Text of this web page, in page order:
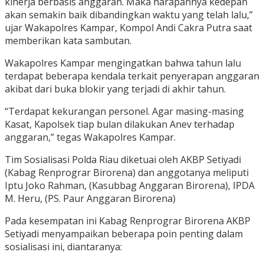
akan semakin baik dibandingkan waktu yang telah lalu,”
ujar Wakapolres Kampar, Kompol Andi Cakra Putra saat
memberikan kata sambutan.
Wakapolres Kampar mengingatkan bahwa tahun lalu
terdapat beberapa kendala terkait penyerapan anggaran
akibat dari buka blokir yang terjadi di akhir tahun.
“Terdapat kekurangan personel. Agar masing-masing
Kasat, Kapolsek tiap bulan dilakukan Anev terhadap
anggaran,” tegas Wakapolres Kampar.
Tim Sosialisasi Polda Riau diketuai oleh AKBP Setiyadi
(Kabag Renprograr Birorena) dan anggotanya meliputi
Iptu Joko Rahman, (Kasubbag Anggaran Birorena), IPDA
M. Heru, (PS. Paur Anggaran Birorena)
Pada kesempatan ini Kabag Renprograr Birorena AKBP
Setiyadi menyampaikan beberapa poin penting dalam
sosialisasi ini, diantaranya: